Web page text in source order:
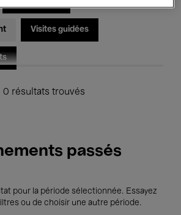
Visites guidées
0 résultats trouvés
passés
pour la période sélectionnée. Essayez
ou de choisir une autre période.